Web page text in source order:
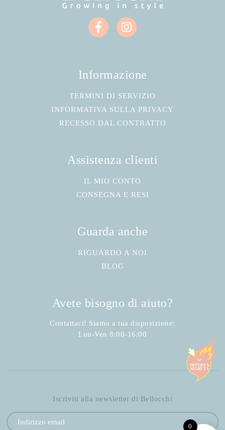
Informazione
TERMINI DI SERVIZIO
INFORMATIVA SULLA PRIVACY
RECESSO DAL CONTRATTO
Assistenza clienti
IL MIO CONTO
CONSEGNA E RESI
Guarda anche
RIGUARDO A NOI
BLOG
Avete bisogno di aiuto?
Contattaci! Siamo a tua disposizione:
Lun-Ven 8:00-16:00
Iscriviti alla newsletter di Bellocchi
0